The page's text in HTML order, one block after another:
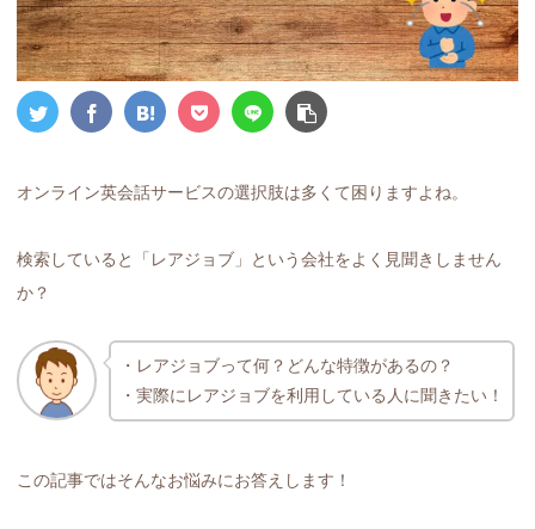
オンライン英会話サービスの選択肢は多くて困りますよね。
検索していると「レアジョブ」という会社をよく見聞きしません
か？
・レアジョブって何？どんな特徴があるの？
・実際にレアジョブを利用している人に聞きたい！
この記事ではそんなお悩みにお答えします！